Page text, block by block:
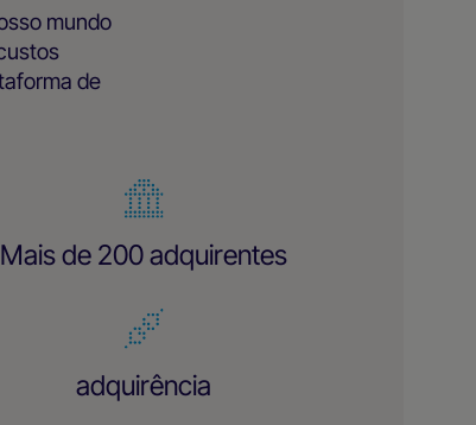
mundo
de
Mais de 200 adquirentes
adquirência